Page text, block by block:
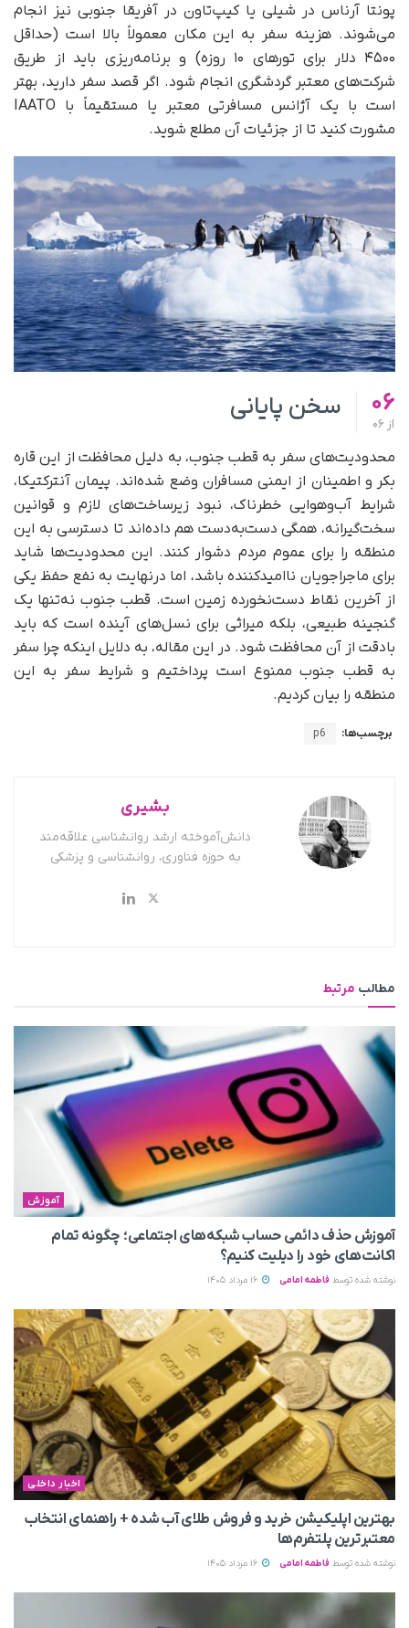
پونتا آرناس در شیلی یا کیپ‌تاون در آفریقا جنوبی نیز انجام
می‌شوند. هزینه سفر به این مکان معمولاً بالا است (حداقل
۴۵۰۰ دلار برای تورهای ۱۰ روزه) و برنامه‌ریزی باید از طریق
شرکت‌های معتبر گردشگری انجام شود. اگر قصد سفر دارید، بهتر
است با یک آژانس مسافرتی معتبر یا مستقیماً با IAATO
مشورت کنید تا از جزئیات آن مطلع شوید.
06
از
سخن پایانی
محدودیت‌‌های سفر به قطب جنوب، به دلیل محافظت از این قاره
بکر و اطمینان از ایمنی مسافران وضع شده‌اند. پیمان آنترکتیکا،
شرایط آب‌وهوایی خطرناک، نبود زیرساخت‌های لازم و قوانین
سخت‌گیرانه، همگی دست‌به‌دست هم داده‌اند تا دسترسی به این
منطقه را برای عموم مردم دشوار کنند. این محدودیت‌ها شاید
برای ماجراجویان ناامیدکننده باشد، اما درنهایت به نفع حفظ یکی
از آخرین نقاط دست‌نخورده زمین است. قطب جنوب نه‌تنها یک
گنجینه طبیعی، بلکه میراثی برای نسل‌های آینده است که باید
بادقت از آن محافظت شود. در این مقاله، به دلایل اینکه چرا سفر
به قطب جنوب ممنوع است پرداختیم و شرایط سفر به این
منطقه را بیان کردیم.
برچسب‌ها: p6
بشیری
دانش‌آموخته ارشد روانشناسی علاقه‌مند
به حوزه فناوری، روانشناسی و پزشکی
مطالب مرتبط
آموزش
آموزش حذف دائمی حساب شبکه‌های اجتماعی؛ چگونه تمام
اکانت‌های خود را دیلیت کنیم؟
نوشته شده توسط فاطمه امامی
اخبار داخلی
بهترین اپلیکیشن خرید و فروش طلای آب شده + راهنمای انتخاب
معتبرترین پلتفرم‌ها
نوشته شده توسط فاطمه امامی